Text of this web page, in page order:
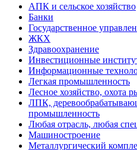
АПК и сельское хозяйство
Банки
Государственное
ЖКХ
Здравоохранение
Инвестиционные
Информационные
Легкая промышленность
Лесное хозяйство, охота
ЛПК,
промышленность
Любая отрасль, любая
Машиностроение
Металлургический